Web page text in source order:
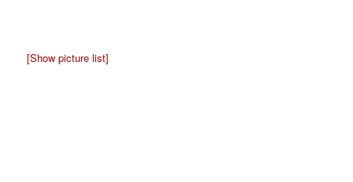
[Show picture list]